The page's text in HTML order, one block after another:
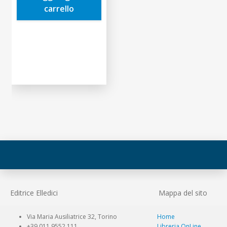
carrello
Editrice Elledici Mappa del sito
Via Maria Ausiliatrice 32, Torino
Home